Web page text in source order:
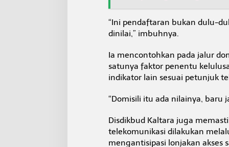
“Ini pendaftaran bukan dulu-
dinilai,” imbuhnya.
Ia mencontohkan pada jalur
satunya faktor penentu
indikator lain sesuai petunjuk
“Domisili itu ada nilainya, baru
Disdikbud Kaltara juga
telekomunikasi dilakukan
mengantisipasi lonjakan akses